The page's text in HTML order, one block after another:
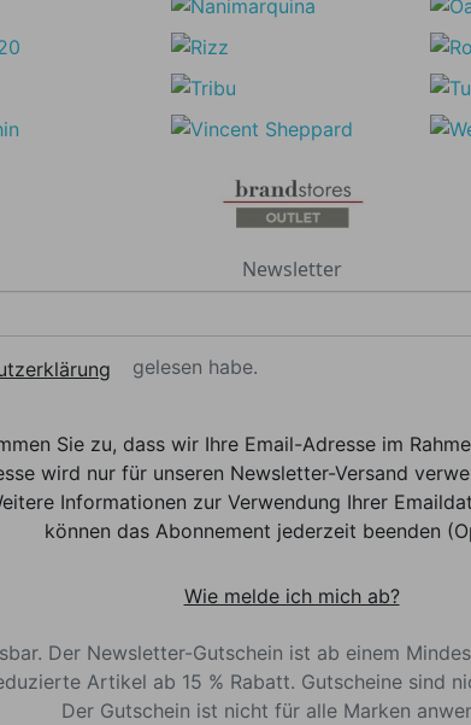
Newsletter
gelesen habe.
Sie zu, dass wir Ihre Email-Adresse im
wird nur für unseren Newsletter-Versand
Informationen zur Verwendung Ihrer
können das Abonnement jederzeit beenden
Wie melde ich mich ab?
Der Newsletter-Gutschein ist ab einem
Artikel ab 15 % Rabatt. Gutscheine sind
Der Gutschein ist nicht für alle Marken